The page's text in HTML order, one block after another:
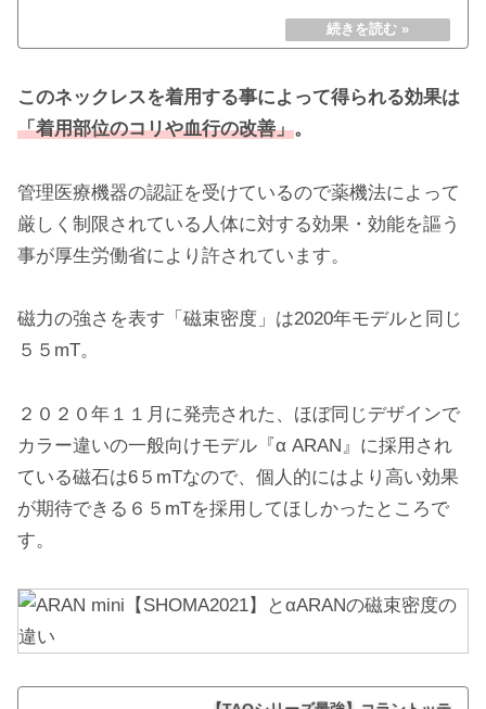
このネックレスを着用する事によって得られる効果は
「着用部位のコリや血行の改善」。
管理医療機器の認証を受けているので薬機法によって
厳しく制限されている人体に対する効果・効能を謳う
事が厚生労働省により許されています。
磁力の強さを表す「磁束密度」は2020年モデルと同じ
５５mT。
２０２０年１１月に発売された、ほぼ同じデザインで
カラー違いの一般向けモデル『α ARAN』に採用され
ている磁石は6５mTなので、個人的にはより高い効果
が期待できる６５mTを採用してほしかったところで
す。